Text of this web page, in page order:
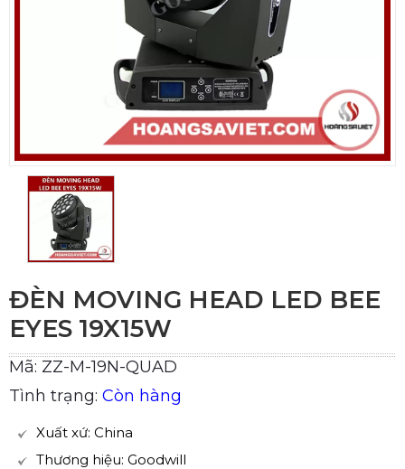
ĐÈN MOVING HEAD LED BEE
EYES 19X15W
Mã: ZZ-M-19N-QUAD
Tình trạng: Còn hàng
Xuất xứ: China
Thương hiệu: Goodwill